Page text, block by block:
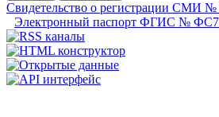
Свидетельство о регистрации СМИ
Электронный паспорт ФГИС №